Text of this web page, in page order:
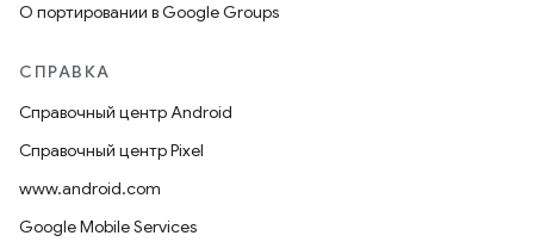
О портировании в Google Groups
СПРАВКА
Справочный центр Android
Справочный центр Pixel
www.android.com
Google Mobile Services